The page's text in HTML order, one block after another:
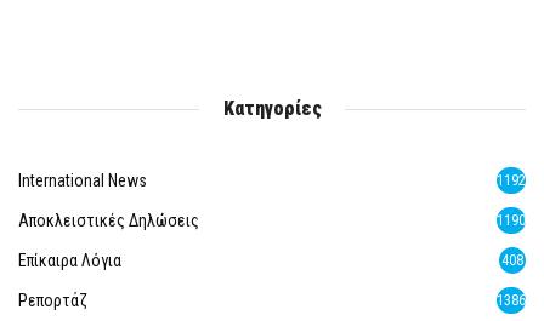
Κατηγορίες
International News 1192
Αποκλειστικές Δηλώσεις 1190
Επίκαιρα Λόγια 408
Ρεπορτάζ 1386